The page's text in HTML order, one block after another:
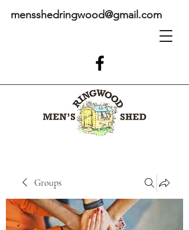
mensshedringwood@gmail.com
Groups